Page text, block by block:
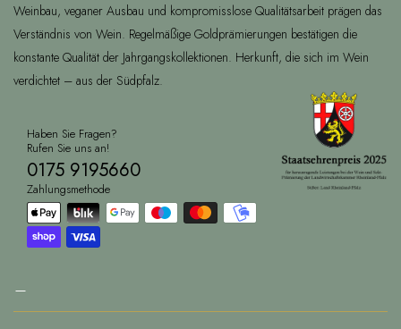
Weinbau, veganer Ausbau und kompromisslose Qualitätsarbeit prägen das
Verständnis von Wein. Regelmäßige Goldprämierungen bestätigen die
konstante Qualität der Jahrgangskollektionen. Herkunft, die sich im Wein
verdichtet – aus der Südpfalz.
Haben Sie Fragen?
Rufen Sie uns an!
0175 9195660
Zahlungsmethode